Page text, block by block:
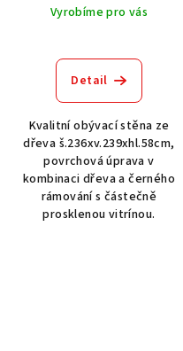
Vyrobíme pro vás
Detail
Kvalitní obývací stěna ze
dřeva š.236xv.239xhl.58cm,
povrchová úprava v
kombinaci dřeva a černého
rámování s částečně
prosklenou vitrínou.